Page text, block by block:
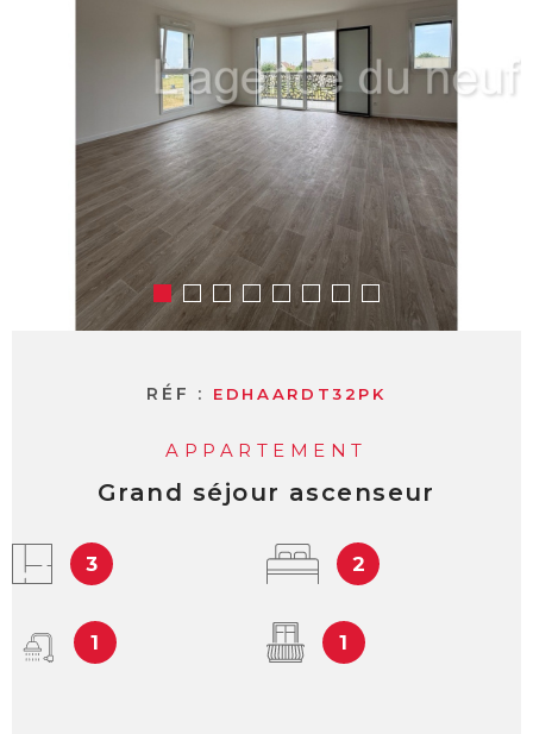
RÉF : EDHAARDT32PK
APPARTEMENT
Grand séjour ascenseur
3 2
1 1